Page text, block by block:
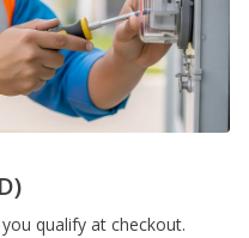
you qualify at checkout.